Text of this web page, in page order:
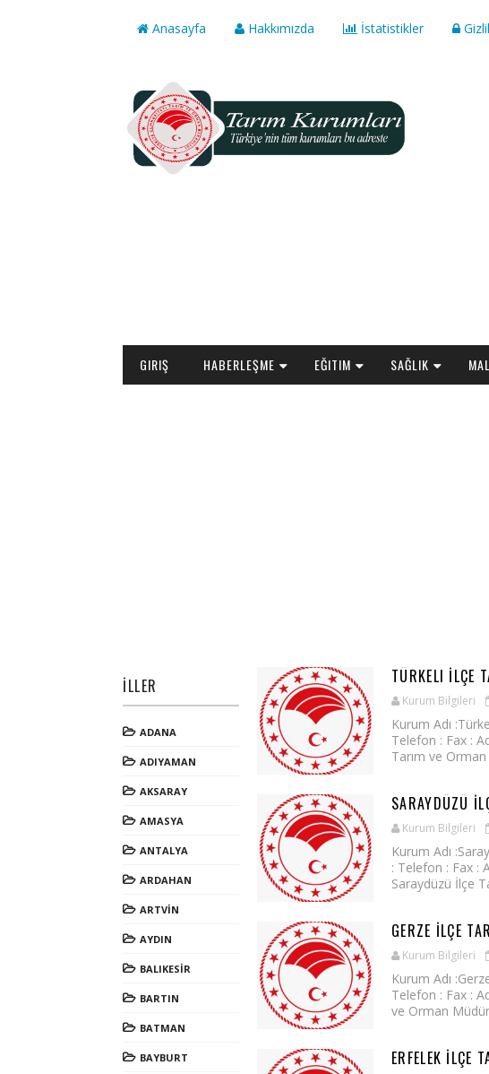
Anasayfa Hakkımızda İstatistikler
GIRIŞ HABERLEŞME EĞITIM SAĞLIK
İLLER
ADANA
ADIYAMAN
AKSARAY
AMASYA
ANTALYA
ARDAHAN
ARTVİN
AYDIN
BALIKESİR
BARTIN
BATMAN
BAYBURT
TÜRKELI İLÇE
Kurum Bilgileri
Kurum Adı
Telefon : Fax :
Tarım ve Orman
SARAYDÜZÜ
Kurum Bilgileri
Kurum Adı
: Telefon : Fax :
Saraydüzü İlçe
GERZE İLÇE
Kurum Bilgileri
Kurum Adı
Telefon : Fax :
ve Orman
ERFELEK İLÇE